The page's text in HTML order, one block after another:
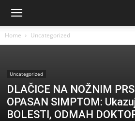
Home Uncategorized
Uncategorized
DLAČICE NA NOŽNIM
OPASAN SIMPTOM:
BOLESTI, ODMAH